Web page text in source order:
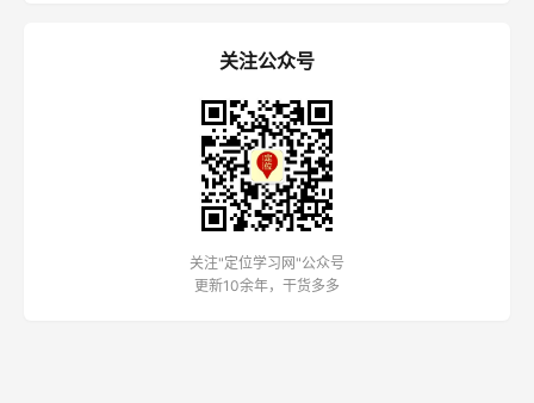
关注公众号
关注"定位学习网"公众号
更新10余年，干货多多